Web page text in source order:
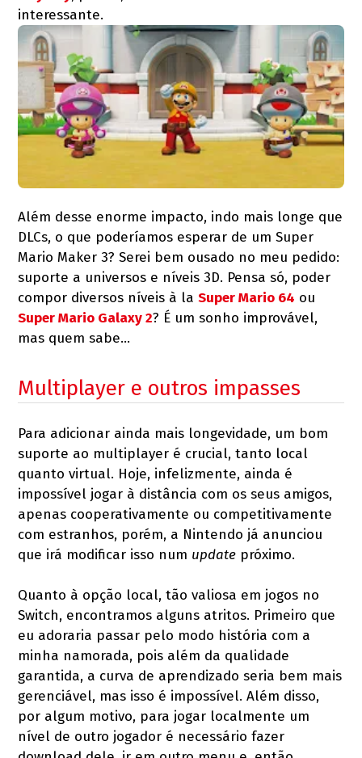
interessante.
Além desse enorme impacto, indo mais longe que
DLCs, o que poderíamos esperar de um Super
Mario Maker 3? Serei bem ousado no meu pedido:
suporte a universos e níveis 3D. Pensa só, poder
compor diversos níveis à laSuper Mario 64 ou
Super Mario Galaxy 2? É um sonho improvável,
mas quem sabe…
Multiplayer e outros impasses
Para adicionar ainda mais longevidade, um bom
suporte ao multiplayer é crucial, tanto local
quanto virtual. Hoje, infelizmente, ainda é
impossível jogar à distância com os seus amigos,
apenas cooperativamente ou competitivamente
com estranhos, porém, a Nintendo já anunciou
que irá modificar isso num update próximo.
Quanto à opção local, tão valiosa em jogos no
Switch, encontramos alguns atritos. Primeiro que
eu adoraria passar pelo modo história com a
minha namorada, pois além da qualidade
garantida, a curva de aprendizado seria bem mais
gerenciável, mas isso é impossível. Além disso,
por algum motivo, para jogar localmente um
nível de outro jogador é necessário fazer